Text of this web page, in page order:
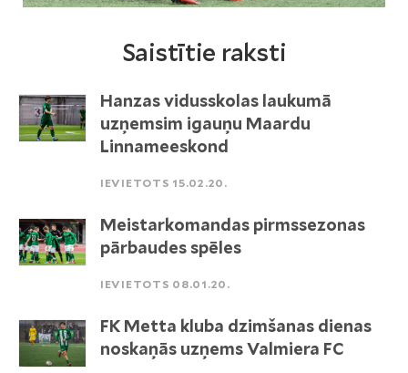
Saistītie raksti
Hanzas vidusskolas laukumā
uzņemsim igauņu Maardu
Linnameeskond
IEVIETOTS 15.02.20.
Meistarkomandas pirmssezonas
pārbaudes spēles
IEVIETOTS 08.01.20.
FK Metta kluba dzimšanas dienas
noskaņās uzņems Valmiera FC